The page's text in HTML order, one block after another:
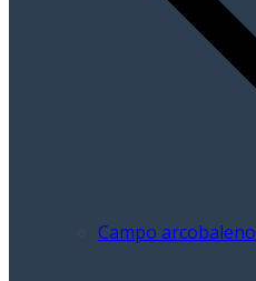
Campo arcobaleno